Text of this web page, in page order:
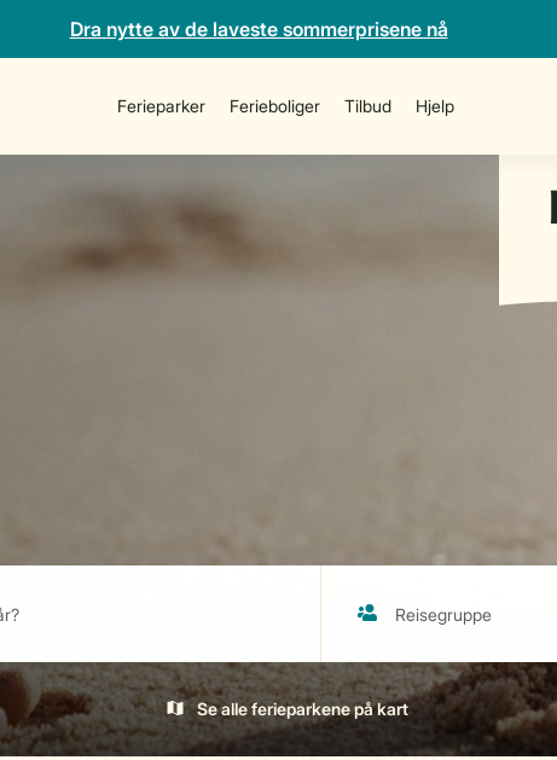
Dra nytte av de laveste sommerprisene nå
Ferieparker Ferieboliger Tilbud Hjelp
Se alle ferieparkene på kart